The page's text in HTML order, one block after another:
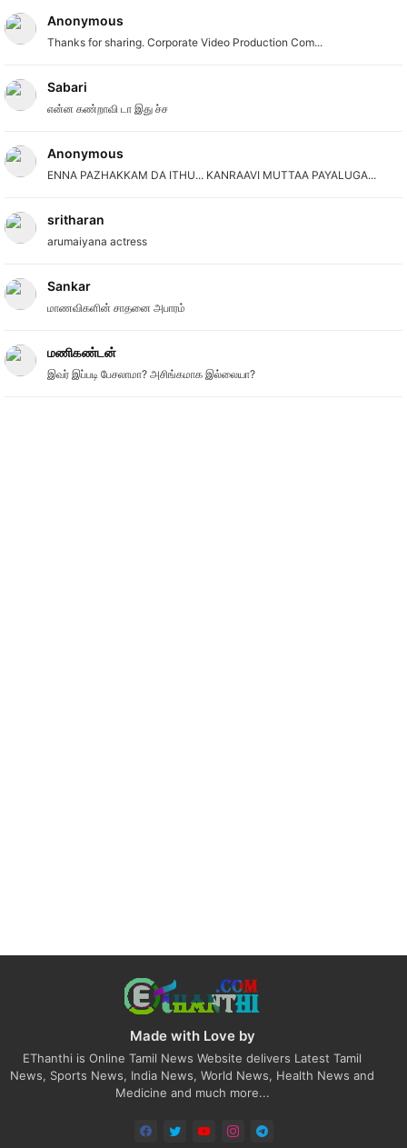
Anonymous
Thanks for sharing. Corporate Video Production Com...
Sabari
என்ன கண்றாவி டா இது ச்ச
Anonymous
ENNA PAZHAKKAM DA ITHU... KANRAAVI MUTTAA PAYALUGA...
sritharan
arumaiyana actress
Sankar
மாணவிகளின் சாதனை அபாரம்
மணிகண்டன்
இவர் இப்படி பேசலாமா? அசிங்கமாக இல்லையா?
Made with Love by
EThanthi is Online Tamil News Website delivers Latest Tamil
News, Sports News, India News, World News, Health News and
Medicine and much more...